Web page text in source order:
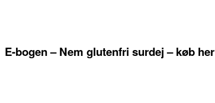
E-bogen – Nem glutenfri surdej – køb her